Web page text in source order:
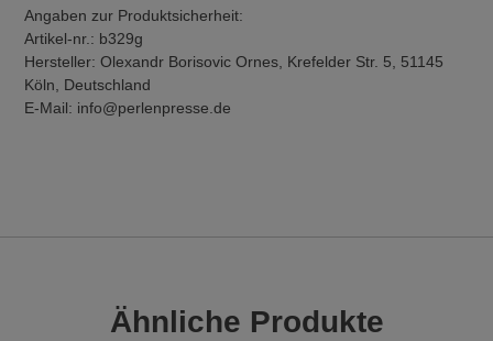
Angaben zur Produktsicherheit:
Artikel-nr.: b329g
Hersteller: Olexandr Borisovic Ornes, Krefelder Str. 5, 51145
Köln, Deutschland
E-Mail: info@perlenpresse.de
Ähnliche Produkte